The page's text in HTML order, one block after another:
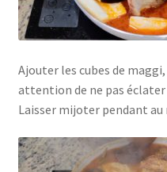
Ajouter les cubes de
attention de ne pas
Laisser mijoter pendant au